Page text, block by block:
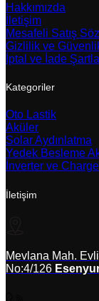
Hakkımızda
İletişim
Mesafeli Satış
Gizlilik ve
İptal ve İade
Kategoriler
Oto Lastik
Aküler
Solar Aydınlatma
Yedek Besleme
İnverter ve
İletişim
Mevlana Mah.
No:4/126